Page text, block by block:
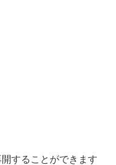
することができます